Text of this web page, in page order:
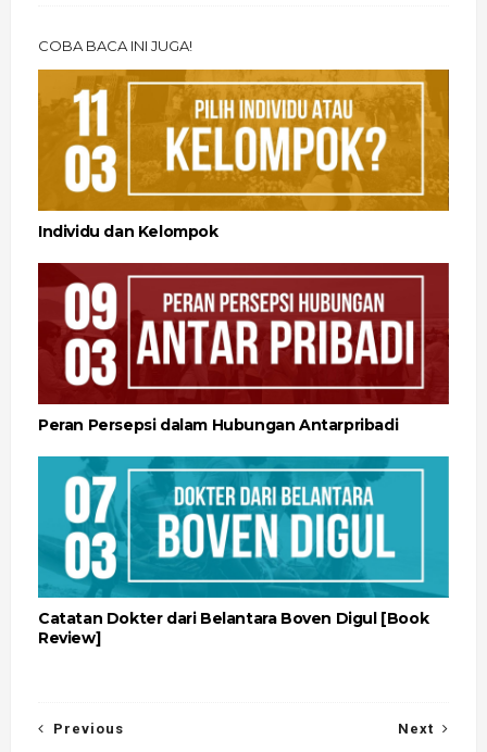
COBA BACA INI JUGA!
Individu dan Kelompok
Peran Persepsi dalam Hubungan Antarpribadi
Catatan Dokter dari Belantara Boven Digul [Book
Review]
Next
Previous